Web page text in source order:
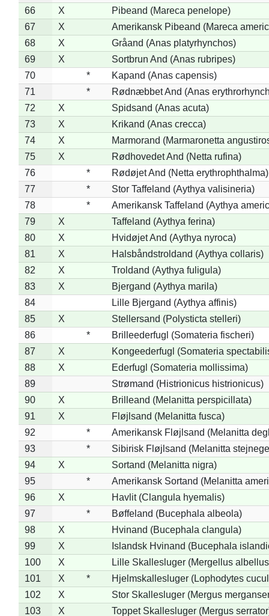
66
X
Pibeand (Mareca penelope)
67
X
Amerikansk Pibeand (Mareca
68
X
Gråand (Anas platyrhynchos)
69
X
Sortbrun And (Anas rubripes)
70
*
Kapand (Anas capensis)
71
*
Rødnæbbet And (Anas
72
X
Spidsand (Anas acuta)
73
X
Krikand (Anas crecca)
74
X
Marmorand (Marmaronetta
75
X
Rødhovedet And (Netta rufina)
76
*
Rødøjet And (Netta erythrophthalma)
77
*
Stor Taffeland (Aythya valisineria)
78
*
Amerikansk Taffeland (Aythya
79
X
Taffeland (Aythya ferina)
80
X
Hvidøjet And (Aythya nyroca)
81
X
Halsbåndstroldand (Aythya collaris)
82
X
Troldand (Aythya fuligula)
83
X
Bjergand (Aythya marila)
84
Lille Bjergand (Aythya affinis)
85
X
Stellersand (Polysticta stelleri)
86
*
Brilleederfugl (Somateria fischeri)
87
X
Kongeederfugl (Somateria
88
X
Ederfugl (Somateria mollissima)
89
Strømand (Histrionicus histrionicus)
90
X
Brilleand (Melanitta perspicillata)
91
X
Fløjlsand (Melanitta fusca)
92
*
Amerikansk Fløjlsand (Melanitta
93
*
Sibirisk Fløjlsand (Melanitta
94
X
Sortand (Melanitta nigra)
95
*
Amerikansk Sortand (Melanitta
96
X
Havlit (Clangula hyemalis)
97
*
Bøffeland (Bucephala albeola)
98
X
Hvinand (Bucephala clangula)
99
X
Islandsk Hvinand (Bucephala
100
X
Lille Skallesluger (Mergellus
101
X *
Hjelmskallesluger (Lophodytes
102
X
Stor Skallesluger (Mergus
103
X Toppet Skallesluger (Mergus